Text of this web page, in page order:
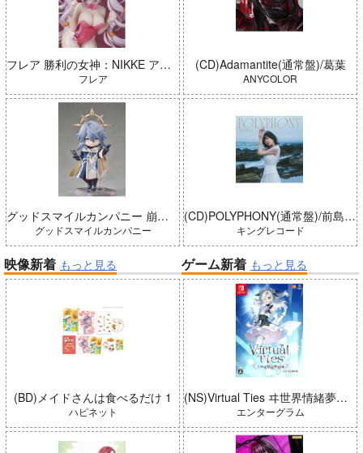
フレア 勝利の女神：NIKKE アリス：ワンダーランドバニー 完成品
フレア
グッドスマイルカンパニー 崩壊：スターレイル ねんどろいどどーる サンデー 完成品
グッドスマイルカンパニー
(CD)Adamantite(通常盤)/葛葉
ANYCOLOR
(CD)POLYPHONY(通常盤)/前島亜美
キングレコード
映像新着 もっと見る
(BD)メイドさんは食べるだけ 1
ハピネット
ゲーム新着 もっと見る
(NS)Virtual Ties ヰ世界情緒夢想曲 完全生産限定版
エンターグラム